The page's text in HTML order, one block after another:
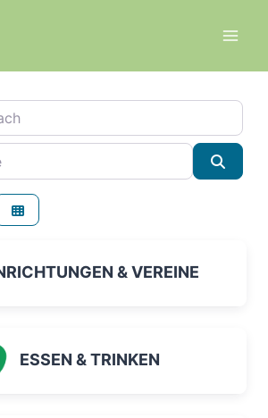
& VEREINE
ESSEN & TRINKEN